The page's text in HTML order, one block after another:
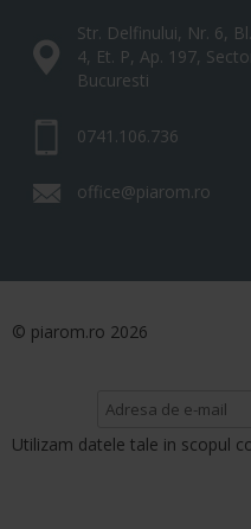
Str. Delfinului, Nr. 6,
4, Et. P, Ap. 197,
Bucuresti
0741.106.736
office@piarom.ro
© piarom.ro 2026
Utilizam datele tale in scopul